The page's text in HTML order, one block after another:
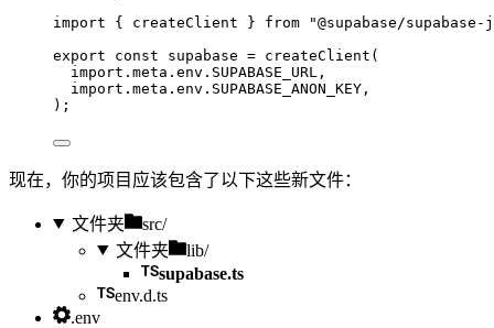
import { createClient } from "@supabase/supabase-
export const supabase = createClient (
import. meta . env . SUPABASE_URL ,
import. meta . env . SUPABASE_ANON_KEY ,
);
现在，你的项目应该包含了以下这些新文件：
文件夹
src/
文件夹
lib/
supabase.ts
env.d.ts
.env